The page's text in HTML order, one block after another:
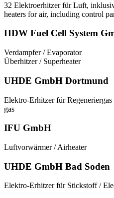
32 Elektroerhitzer für Luft,
heaters for air, including control
HDW Fuel Cell System
Verdampfer / Evaporator
Überhitzer / Superheater
UHDE GmbH Dortmund
Elektro-Erhitzer für
gas
IFU GmbH
Luftvorwärmer / Airheater
UHDE GmbH Bad Soden
Elektro-Erhitzer für Stickstoff /